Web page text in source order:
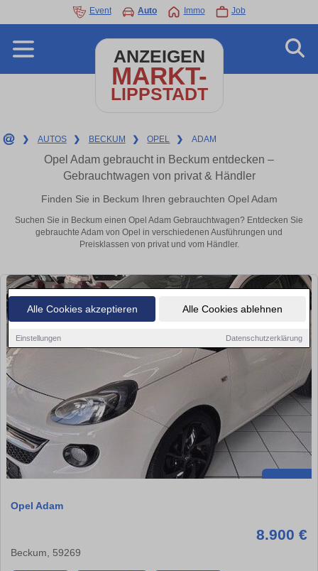
Alle Cookies akzeptieren Alle Cookies ablehnen
Einstellungen Datenschutzerklärung
Event Auto Immo Job
ANZEIGEN
MARKT-
LIPPSTADT
❯ AUTOS ❯ BECKUM ❯ OPEL ❯ ADAM
Opel Adam gebraucht in Beckum entdecken –
Gebrauchtwagen von privat & Händler
Finden Sie in Beckum Ihren gebrauchten Opel Adam
Suchen Sie in Beckum einen Opel Adam Gebrauchtwagen? Entdecken Sie
gebrauchte Adam von Opel in verschiedenen Ausführungen und
Preisklassen von privat und vom Händler.
Opel Adam
8.900 €
Beckum, 59269